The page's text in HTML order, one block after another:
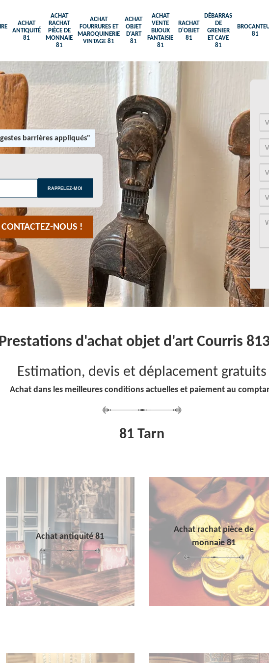
ACHAT
ANTIQUITÉ
81
ACHAT
RACHAT
PIÈCE DE
MONNAIE
81
ACHAT
FOURRURES ET
MAROQUINERIE
VINTAGE 81
ACHAT
OBJET
D'ART
81
ACHAT
VENTE
BIJOUX
FANTAISIE
81
RACHAT
D'OBJET
81
DÉBARRAS
DE
GRENIER
ET CAVE
81
81
barrières appliqués"
CONTACTEZ-NOUS !
d'achat objet d'art Courris
Estimation, devis et déplacement gratuits
Achat dans les meilleures conditions actuelles et paiement au
81 Tarn
Achat antiquité 81
Achat rachat pièce de
monnaie 81